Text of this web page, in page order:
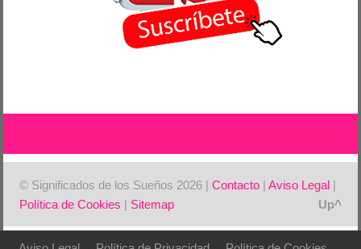
© Significados de los Sueños 2026 |Contacto |Aviso Legal |
Política de Cookies | Sitemap